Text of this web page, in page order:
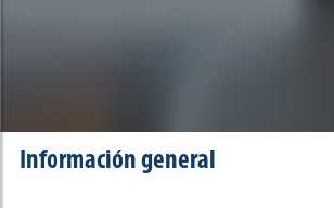
Información general